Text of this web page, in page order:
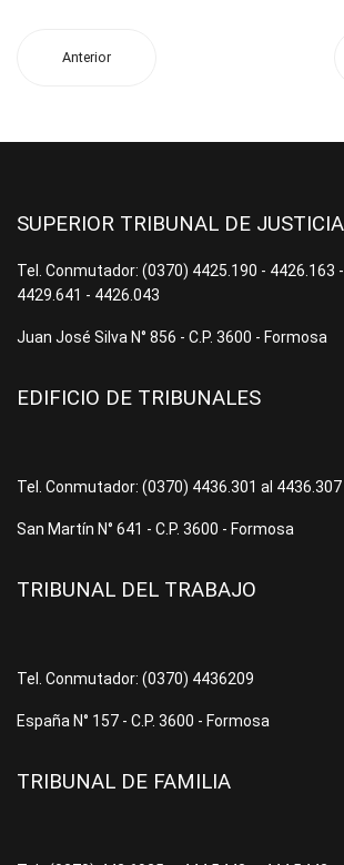
Anterior
SUPERIOR TRIBUNAL DE JUSTICIA
Tel. Conmutador: (0370) 4425.190 - 4426.163
4429.641 - 4426.043
Juan José Silva N° 856 - C.P. 3600 - Formosa
EDIFICIO DE TRIBUNALES
Tel. Conmutador: (0370) 4436.301 al 4436.307
San Martín N° 641 - C.P. 3600 - Formosa
TRIBUNAL DEL TRABAJO
Tel. Conmutador: (0370) 4436209
España N° 157 - C.P. 3600 - Formosa
TRIBUNAL DE FAMILIA